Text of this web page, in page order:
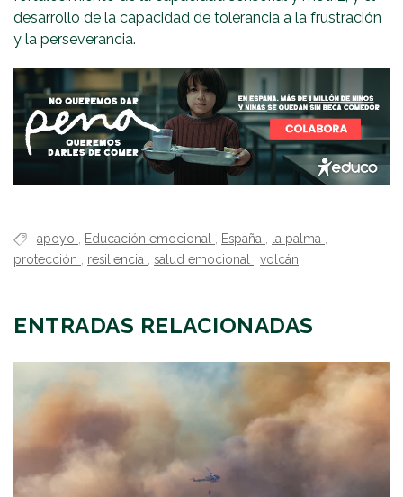
desarrollo de la capacidad de tolerancia a la frustración
y la perseverancia.
apoyo Educación emocional España la palma
protección
resiliencia salud emocional volcán
ENTRADAS RELACIONADAS